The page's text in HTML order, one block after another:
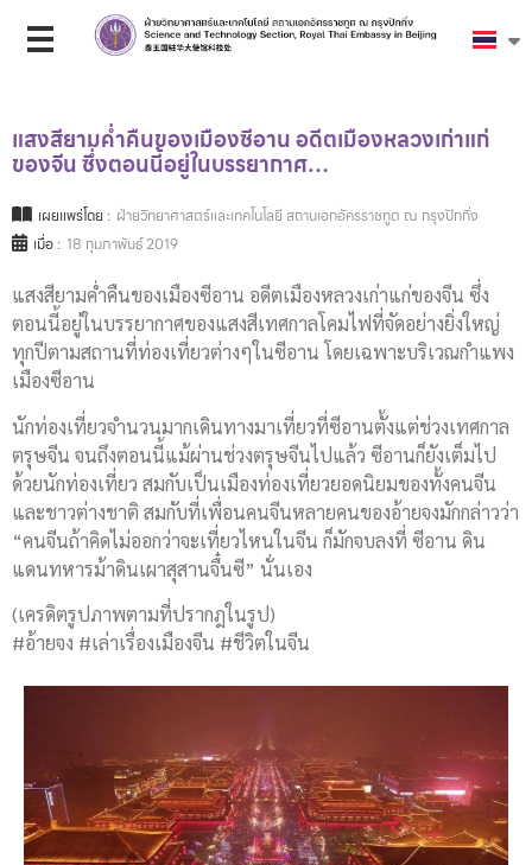
แสงสียามค่ำคืนของเมืองซีอาน อดีตเมืองหลวงเก่าแก่
ของจีน ซึ่งตอนนี้อยู่ในบรรยากาศ…
เผยแพร่โดย : ฝ่ายวิทยาศาสตร์และเทคโนโลยี สถานเอกอัครราชทูต ณ กรุงปักกิ่ง
เมื่อ : 18 กุมภาพันธ์ 2019
แสงสียามค่ำคืนของเมืองซีอาน อดีตเมืองหลวงเก่าแก่ของจีน ซึ่ง
ตอนนี้อยู่ในบรรยากาศของแสงสีเทศกาลโคมไฟที่จัดอย่างยิ่งใหญ่
ทุกปีตามสถานที่ท่องเที่ยวต่างๆในซีอาน โดยเฉพาะบริเวณกำแพง
เมืองซีอาน
นักท่องเที่ยวจำนวนมากเดินทางมาเที่ยวที่ซีอานตั้งแต่ช่วงเทศกาล
ตรุษจีน จนถึงตอนนี้แม้ผ่านช่วงตรุษจีนไปแล้ว ซีอานก็ยังเต็มไป
ด้วยนักท่องเที่ยว สมกับเป็นเมืองท่องเที่ยวยอดนิยมของทั้งคนจีน
และชาวต่างชาติ สมกับที่เพื่อนคนจีนหลายคนของอ้ายจงมักกล่าวว่า
“คนจีนถ้าคิดไม่ออกว่าจะเที่ยวไหนในจีน ก็มักจบลงที่ ซีอาน ดิน
แดนทหารม้าดินเผาสุสานจื๋นซี” นั่นเอง
(เครดิตรูปภาพตามที่ปรากฎในรูป)
#อ้ายจง #เล่าเรื่องเมืองจีน #ชีวิตในจีน